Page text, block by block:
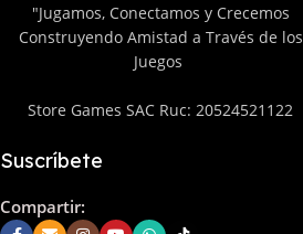
"Jugamos, Conectamos y Crecemos
Construyendo Amistad a Través de los
Juegos
Store Games SAC Ruc: 20524521122
Suscríbete
Compartir: